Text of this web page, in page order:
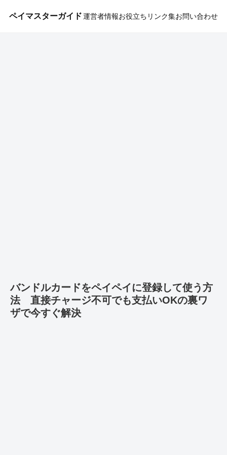
ペイマスターガイド運営者情報お役立ちリンク集お問い合わせ
バンドルカードをペイペイに登録して使う方
法 直接チャージ不可でも支払いOKの裏ワ
ザで今すぐ解決